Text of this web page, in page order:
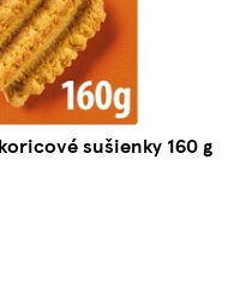
sušienky 160 g